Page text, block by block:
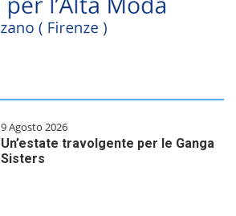
9 Agosto 2026
Un’estate travolgente per le Ganga
Sisters